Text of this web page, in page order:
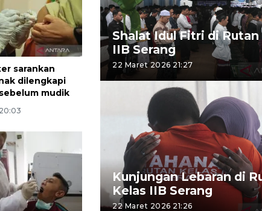
sarankan
dilengkapi
mudik
Shalat Idul Fitri di Rutan
IIB Serang
22 Maret 2026 21:27
Kunjungan Lebaran di
Kelas IIB Serang
22 Maret 2026 21:26